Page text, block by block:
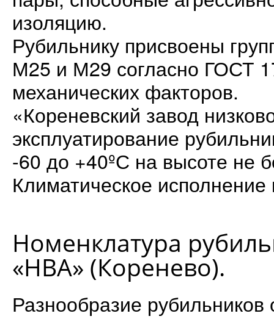
изоляцию.
Рубильнику присвоены
М25 и М29 согласно ГОСТ
механических факторов.
«Кореневский завод
эксплуатирование
-60 до +40ºС на высоте не
Климатическое
Номенклатура
«НВА» (Коренево).
Разнообразие